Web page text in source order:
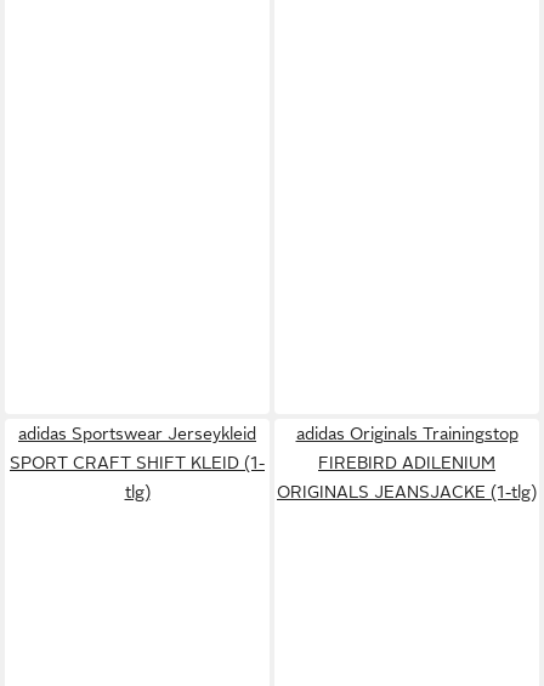
adidas Sportswear Jerseykleid
SPORT CRAFT SHIFT KLEID (1-
tlg)
adidas Originals Trainingstop
FIREBIRD ADILENIUM
ORIGINALS JEANSJACKE (1-tlg)